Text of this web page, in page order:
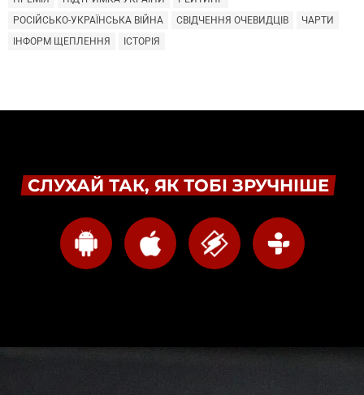
РОСІЙСЬКО-УКРАЇНСЬКА ВІЙНА
СВІДЧЕННЯ ОЧЕВИДЦІВ
ЧАРТИ
ІНФОРМ ЩЕПЛЕННЯ
ІСТОРІЯ
СЛУХАЙ ТАК, ЯК ТОБІ ЗРУЧНІШЕ